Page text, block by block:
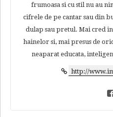
frumoasa si cu stil nu au
cifrele de pe cantar sau din
dulap sau pretul. Mai cred
hainelor si, mai presus de
neaparat educata,
http://